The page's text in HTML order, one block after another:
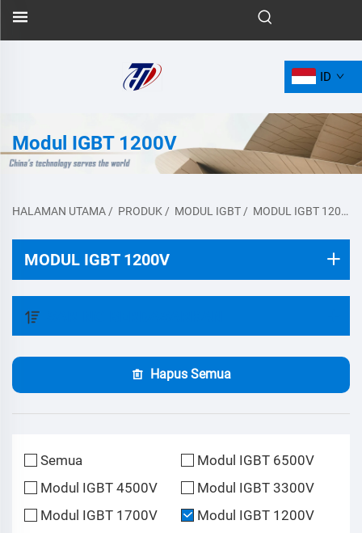
ID
Modul IGBT 1200V
HALAMAN UTAMA / PRODUK / MODUL IGBT / MODUL IGBT 1200V
MODUL IGBT 1200V
Hapus Semua
Semua
Modul IGBT 6500V
Modul IGBT 4500V
Modul IGBT 3300V
Modul IGBT 1700V
Modul IGBT 1200V